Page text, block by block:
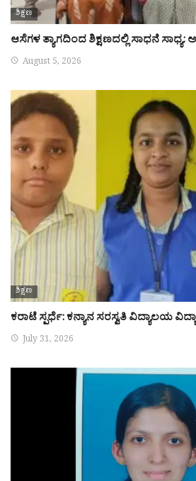
ಶಿಕ್ಷಣ
ಆಸೆಗಳ ತ್ಯಾಗದಿಂದ ಶಿಕ್ಷಣದಲ್ಲಿ ಸಾಧನೆ
August 5, 2026
ಶಿಕ್ಷಣ
ಕರಾಟೆ ಸ್ಪರ್ಧೆ: ಕನ್ಯಾನ ಸರಸ್ವತಿ ವಿದ್ಯಾಲಯ
July 31, 2026